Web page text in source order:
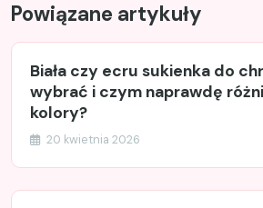
Powiązane artykuły
Biała czy ecru sukienka do
wybrać i czym naprawdę
kolory?
20 kwietnia 2026